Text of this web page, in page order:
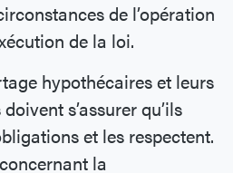
de l’opération
de la loi.
hypothécaires et leurs
s’assurer qu’ils
et les respectent.
la